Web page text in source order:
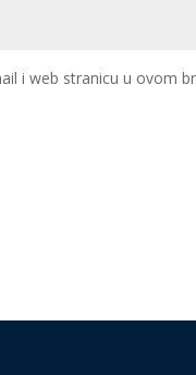
i web stranicu u ovom